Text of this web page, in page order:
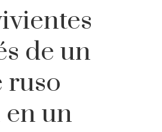
de un
ruso
un